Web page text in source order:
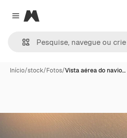
Close menu
Magnific
Início/stock/Fotos/Vista aérea do navio…